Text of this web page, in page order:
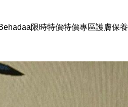
限時特價特價專區護膚保養